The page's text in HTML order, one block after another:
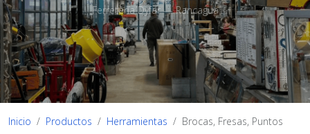
Ferretería Dyfar — Rancagua
Inicio Productos Herramientas Brocas, Fresas, Puntos